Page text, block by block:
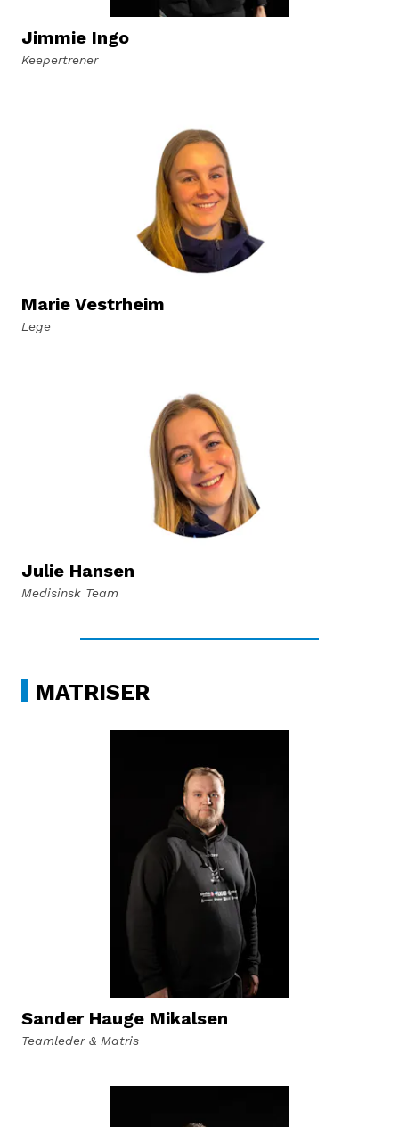
Jimmie Ingo
Keepertrener
Marie Vestrheim
Lege
Julie Hansen
Medisinsk Team
MATRISER
Sander Hauge Mikalsen
Teamleder & Matris